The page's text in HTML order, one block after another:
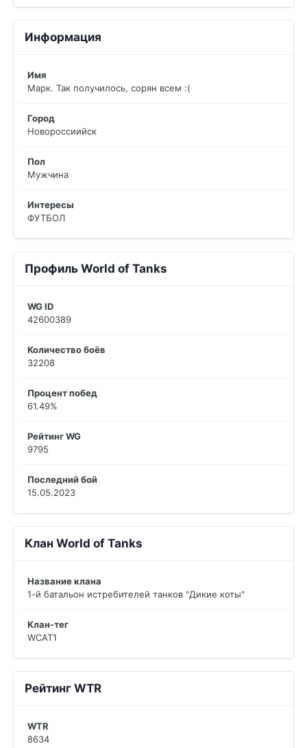
Информация
Имя
Марк. Так получилось, сорян всем :(
Город
Новороссиийск
Пол
Мужчина
Интересы
ФУТБОЛ
Профиль World of Tanks
WG ID
42600389
Количество боёв
32208
Процент побед
61.49%
Рейтинг WG
9795
Последний бой
15.05.2023
Клан World of Tanks
Название клана
1-й батальон истребителей танков "Дикие коты"
Клан-тег
WCAT1
Рейтинг WTR
WTR
8634